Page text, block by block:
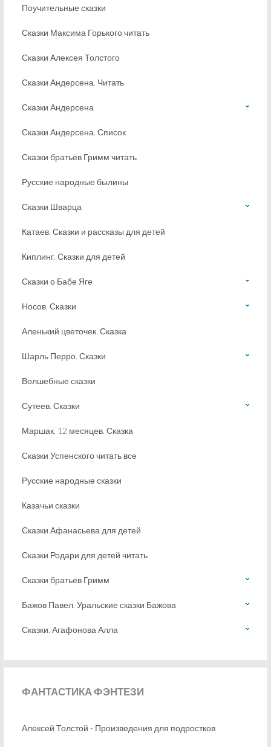
Поучительные сказки
Сказки Максима Горького читать
Сказки Алексея Толстого
Сказки Андерсена. Читать
Сказки Андерсена
Сказки Андерсена. Список
Сказки братьев Гримм читать
Русские народные былины
Сказки Шварца
Катаев. Сказки и рассказы для детей
Киплинг. Сказки для детей
Сказки о Бабе Яге
Носов. Сказки
Аленький цветочек. Сказка
Шарль Перро. Сказки
Волшебные сказки
Сутеев. Сказки
Маршак. 12 месяцев. Сказка
Сказки Успенского читать все
Русские народные сказки
Казачьи сказки
Сказки Афанасьева для детей
Сказки Родари для детей читать
Сказки братьев Гримм
Бажов Павел. Уральские сказки Бажова
Сказки. Агафонова Алла
ФАНТАСТИКАФЭНТЕЗИ
Алексей Толстой - Произведения для подростков